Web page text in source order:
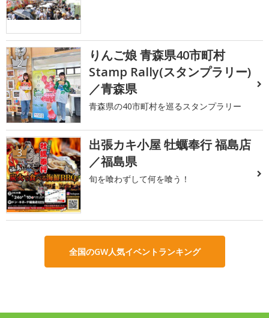
2
りんご娘 青森県40市町村
Stamp Rally(スタンプラリー)
／青森県
青森県の40市町村を巡るスタンプラリー
3
出張カキ小屋 牡蠣奉行 福島店
／福島県
旬を喰わずして何を喰う！
全国のGW人気イベントランキング